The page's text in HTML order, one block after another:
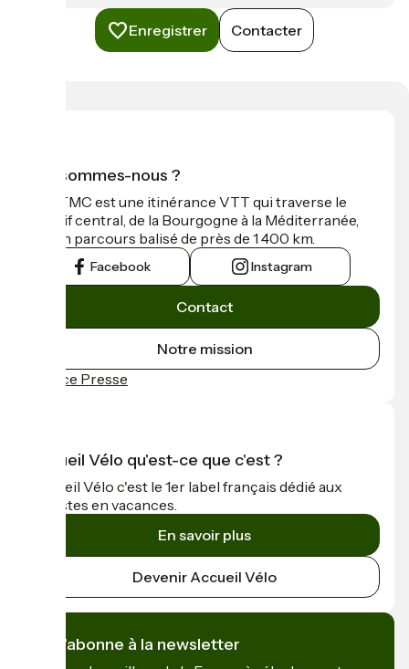
Enregistrer Contacter
Qui sommes-nous ?
La GTMC est une itinérance VTT qui traverse le
Massif central, de la Bourgogne à la Méditerranée,
sur un parcours balisé de près de 1 400 km.
Facebook Instagram
Contact
Notre mission
Espace Presse
Accueil Vélo qu'est-ce que c'est ?
Accueil Vélo c'est le 1er label français dédié aux
cyclistes en vacances.
En savoir plus
Devenir Accueil Vélo
Je m'abonne à la newsletter